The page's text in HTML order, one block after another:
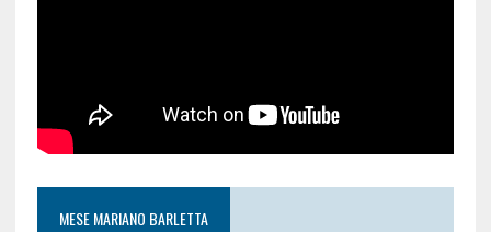
MESE MARIANO BARLETTA